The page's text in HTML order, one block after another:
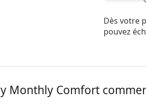
Dès votre
pouvez
Monthly Comfort